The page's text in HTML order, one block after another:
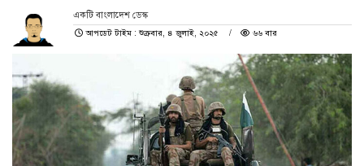
একটি বাংলাদেশ ডেস্ক
আপডেট টাইম : শুক্রবার, ৪ জুলাই, ২০২৫
৬৬ বার